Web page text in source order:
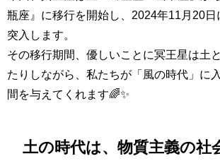
瓶座』に移行を開始し、2024年11月20
突入します。
その移行期間、優しいことに冥王星は土
たりしながら、私たちが「風の時代」に
間を与えてくれます🌈✨
土の時代は、物質主義の社